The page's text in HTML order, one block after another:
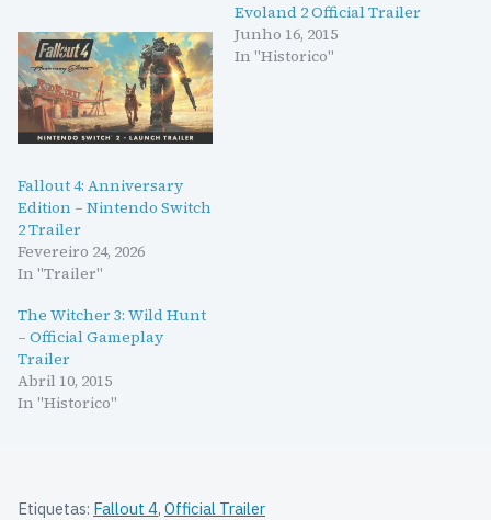
Fallout 4: Anniversary
Edition – Nintendo Switch
2 Trailer
Fevereiro 24, 2026
In "Trailer"
Evoland 2 Official Trailer
Junho 16, 2015
In "Historico"
The Witcher 3: Wild Hunt
– Official Gameplay
Trailer
Abril 10, 2015
In "Historico"
Etiquetas: Fallout 4, Official Trailer